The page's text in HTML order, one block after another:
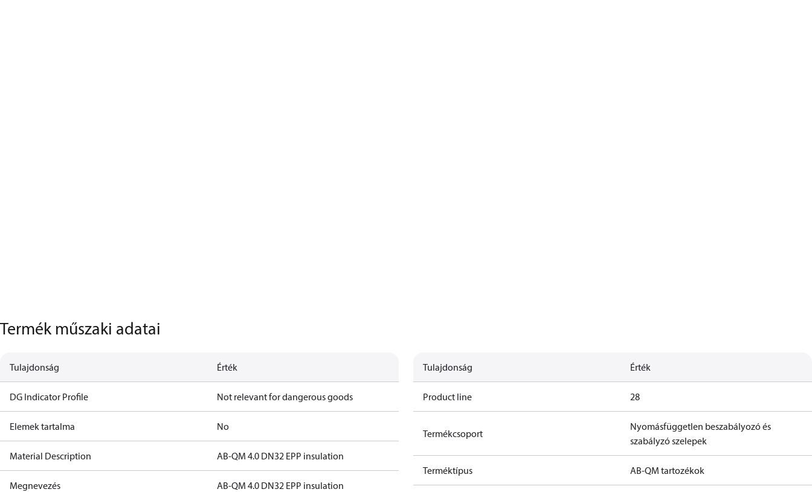
Termék műszaki adatai
Tulajdonság Érték
DG Indicator Profile Not relevant for dangerous goods
Elemek tartalma No
Material Description AB-QM 4.0 DN32 EPP insulation
Megnevezés AB-QM 4.0 DN32 EPP insulation
Tulajdonság Érték
Product line 28
Termékcsoport
Nyomásfüggetlen beszabályozó és
szabályzó szelepek
Terméktípus AB-QM tartozékok